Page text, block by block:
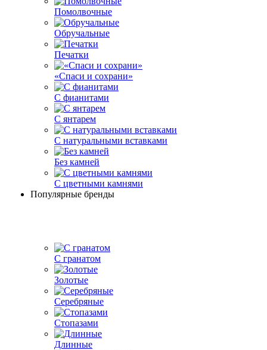
Помолвочные
Обручальные
Печатки
«Спаси и сохрани»
С фианитами
С янтарем
С натуральными вставками
Без камней
С цветными камнями
Популярные бренды
С гранатом
Золотые
Серебряные
Стопазами
Длинные